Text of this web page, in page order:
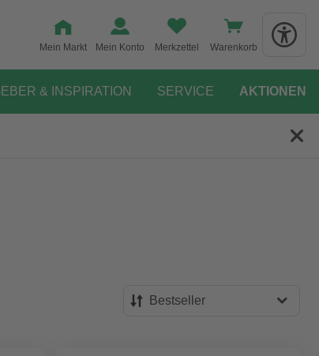
Mein Markt Mein Konto Merkzettel Warenkorb
& INSPIRATION SERVICE AKTIONEN
Bestseller